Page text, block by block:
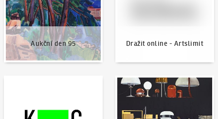
Aukční den 95 Dražit online - Artslimit
Aktuality